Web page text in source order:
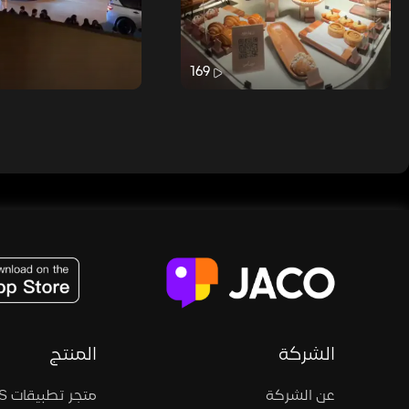
169
الشركة
عن الشركة
المنتج
متجر تطبيقات iOS